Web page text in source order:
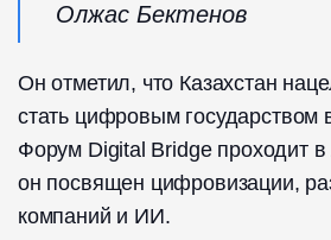
Олжас Бектенов
Он отметил, что Казахстан
стать цифровым государством
Форум Digital Bridge проходит
он посвящен цифровизации,
компаний и ИИ.